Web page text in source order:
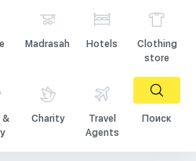
Madrasah Hotels
Clothing
store
&
Charity
Travel
Agents
Поиск